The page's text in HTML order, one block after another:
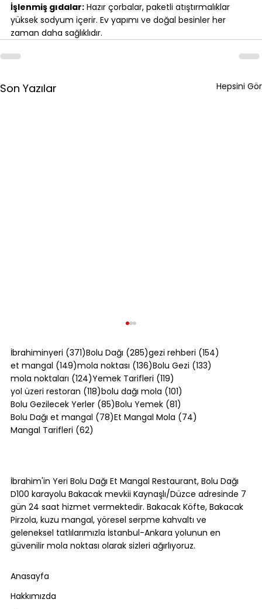
İşlenmiş gıdalar: Hazır çorbalar, paketli atıştırmalıklar
yüksek sodyum içerir. Ev yapımı ve doğal besinler her
zaman daha sağlıklıdır.
Son Yazılar Hepsini Gör
Karadeniz'in Batı Ucunda Ne Var?
İbrahiminyeri (371)371 yazı
Bolu Dağı (285)285 yazı
gezi rehberi (154)
et mangal (149)149 yazı
mola noktası (136)136 yazı
Bolu Gezi (133)
mola noktaları (124)124 yazı
Yemek Tarifleri (119)
yol üzeri restoran (118)118 yazı
bolu dağı mola (101)
Bolu Gezilecek Yerler (85)85 yazı
Bolu Yemek (81)
Bolu Dağı et mangal (78)78 yazı
Et Mangal Mola (74)
Mangal Tarifleri (62)
İbrahim'in Yeri Bolu Dağı Et Mangal Restaurant, Bolu Dağı
D100 karayolu Bakacak mevkii Kaynaşlı/Düzce adresinde 7
gün 24 saat hizmet vermektedir. Bakacak Köfte, Bakacak
Pirzola, kuzu mangal, yöresel serpme kahvaltı ve
geleneksel tatlılarımızla İstanbul-Ankara yolunun en
güvenilir mola noktası olarak sizleri ağırlıyoruz.
Anasayfa
Hakkımızda